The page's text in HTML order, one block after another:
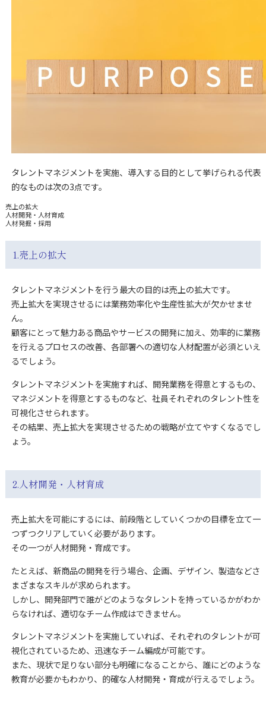
タレントマネジメントを実施、導入する目的として挙げられる代表
的なものは次の3点です。
売上の拡大
人材開発・人材育成
人材発掘・採用
1.売上の拡大
タレントマネジメントを行う最大の目的は売上の拡大です。
売上拡大を実現させるには業務効率化や生産性拡大が欠かせませ
ん。
顧客にとって魅力ある商品やサービスの開発に加え、効率的に業務
を行えるプロセスの改善、各部署への適切な人材配置が必須といえ
るでしょう。
タレントマネジメントを実施すれば、開発業務を得意とするもの、
マネジメントを得意とするものなど、社員それぞれのタレント性を
可視化させられます。
その結果、売上拡大を実現させるための戦略が立てやすくなるでし
ょう。
2.人材開発・人材育成
売上拡大を可能にするには、前段階としていくつかの目標を立て一
つずつクリアしていく必要があります。
その一つが人材開発・育成です。
たとえば、新商品の開発を行う場合、企画、デザイン、製造などさ
まざまなスキルが求められます。
しかし、開発部門で誰がどのようなタレントを持っているかがわか
らなければ、適切なチーム作成はできません。
タレントマネジメントを実施していれば、それぞれのタレントが可
視化されているため、迅速なチーム編成が可能です。
また、現状で足りない部分も明確になることから、誰にどのような
教育が必要かもわかり、的確な人材開発・育成が行えるでしょう。